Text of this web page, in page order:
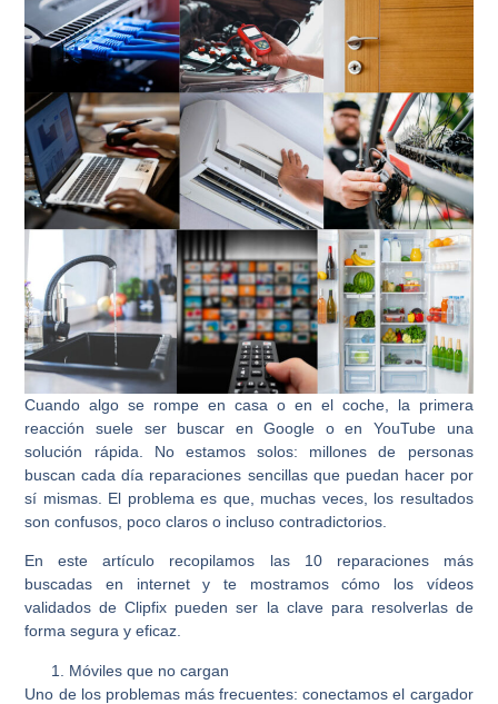
Cuando algo se rompe en casa o en el coche, la primera
reacción suele ser buscar en Google o en YouTube una
solución rápida. No estamos solos: millones de personas
buscan cada día reparaciones sencillas que puedan hacer por
sí mismas. El problema es que, muchas veces, los resultados
son confusos, poco claros o incluso contradictorios.
En este artículo recopilamos las 10 reparaciones más
buscadas en internet y te mostramos cómo los vídeos
validados de Clipfix pueden ser la clave para resolverlas de
forma segura y eficaz.
Móviles que no cargan
Uno de los problemas más frecuentes: conectamos el cargador